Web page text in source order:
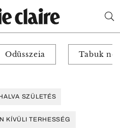
Odüsszeia Tabuk
SZÜLETÉS
KÍVÜLI TERHESSÉG